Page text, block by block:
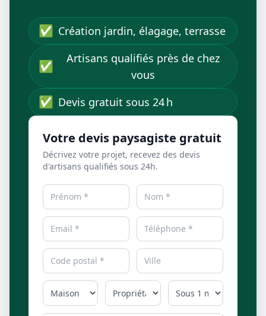
✅ Création jardin, élagage, terrasse
✅
Artisans qualifiés près de chez
vous
✅ Devis gratuit sous 24 h
Votre devis paysagiste gratuit
Décrivez votre projet, recevez des devis
d'artisans qualifiés sous 24h.